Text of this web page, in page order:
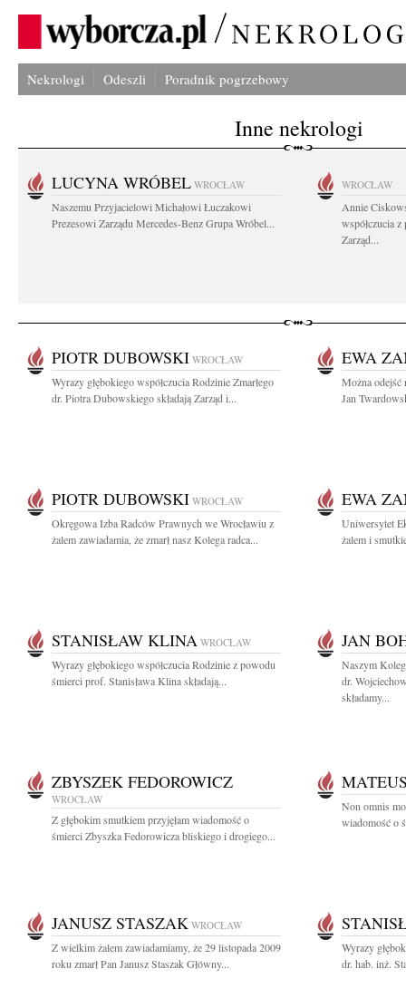
Nekrologi Odeszli Poradnik pogrzebowy
Inne nekrologi
LUCYNA WRÓBEL WROCŁAW
Naszemu Przyjacielowi Michałowi Łuczakowi
Prezesowi Zarządu Mercedes-Benz Grupa Wróbel...
WROCŁAW
Annie
współczucia
Zarząd...
PIOTR DUBOWSKI WROCŁAW
Wyrazy głębokiego współczucia Rodzinie Zmarłego
dr. Piotra Dubowskiego składają Zarząd i...
EWA
Można odejść
Jan
PIOTR DUBOWSKI WROCŁAW
Okręgowa Izba Radców Prawnych we Wrocławiu z
żalem zawiadamia, że zmarł nasz Kolega radca...
EWA
Uniwersytet
żalem i
STANISŁAW KLINA WROCŁAW
Wyrazy głębokiego współczucia Rodzinie z powodu
śmierci prof. Stanisława Klina składają...
JAN
Naszym
dr.
składamy...
ZBYSZEK FEDOROWICZ
WROCŁAW
Z głębokim smutkiem przyjęłam wiadomość o
śmierci Zbyszka Fedorowicza bliskiego i drogiego...
Non omnis
wiadomość o
JANUSZ STASZAK WROCŁAW
Z wielkim żalem zawiadamiamy, że 29 listopada 2009
roku zmarł Pan Janusz Staszak Główny...
Wyrazy
dr. hab. inż.